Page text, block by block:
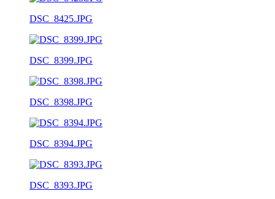
DSC_8425.JPG
DSC_8399.JPG
DSC_8398.JPG
DSC_8394.JPG
DSC_8393.JPG